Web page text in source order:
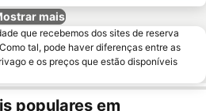
mais
que recebemos dos sites de reserva
tal, pode haver diferenças entre as
e os preços que estão disponíveis
populares em